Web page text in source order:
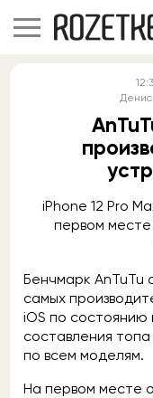
Денис
iPhone 12 Pro
первом месте
Бенчмарк AnTuTu
самых
iOS по состоянию
составления
по всем моделям.
На первом месте